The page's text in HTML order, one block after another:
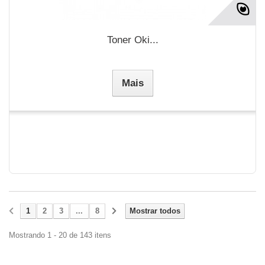
Toner Oki...
Mais
Mostrar todos
1 2 3 ... 8
Mostrando 1 - 20 de 143 itens